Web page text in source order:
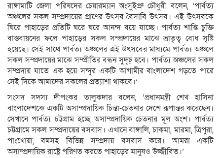
রাঙ্গামাটি জেলা পরিষদের চেয়ারম্যান অংসুইপ্রু চৌধুরী বলেন, ‘পার্বত্য
অঞ্চলের সকল সম্প্রদায়ের প্রাণের উৎসব বৈসাবি উৎসব। এই উৎসবকে
ঘিরে পাহাড়ের প্রতিটি ঘরে ঘরে আনন্দ বয়ে যাচ্ছে। পার্বত্য শান্তি চুক্তি
বাস্তবায়নের ফলে পাহাড়ের সকল সম্প্রদায়ের মাঝে ভ্রাতৃত্ব বোধ সৃষ্টি
হয়েছে। সেই সাথে পার্বত্য অঞ্চলের এই উৎসবের মাধ্যমে পার্বত্য অঞ্চলে
সকল সম্প্রদায়ের মাঝে সম্প্রীতির বন্ধন সুদৃঢ় হবে। পার্বত্য অঞ্চলের সকল
সম্প্রদায় যাতে এক হয়ে সন্দুর একটি আগামীর বাংলাদেশ গড়তে পারে
সেই দিকে আমাদের সকলের প্রত্যাশা থাকবে।’
সংসদ সদস্য দীপংকর তালুকদার বলেন, ‘প্রধানমন্ত্রী শেখ হাসিনা
বাংলাদেশকে একটি অসাম্প্রদায়িক চিন্তা-চেতনার দেশে রূপান্তর করেছেন।
সেখানে পার্বত্য চট্টগ্রাম হচ্ছে অসাম্প্রদায়িক চেতনার মূল অংশ। পার্বত্য
চট্টগ্রামে সকল সম্প্রদায়ের বসবাস। এখানে বাঙ্গালি, চাকমা, মারমা, ত্রিপুরা,
পাংখোয়া, বমসহ বিভিন্ন সম্প্রদায় বসবাস করে। আমরা একটি
অসাম্প্রদায়িক রাষ্ট্রে পরিণত করতে পাহাড়ের মানুষও উজ্জীবিত।’